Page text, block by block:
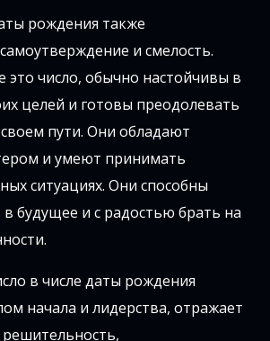
рождения также
и смелость.
число, обычно настойчивы в
целей и готовы преодолевать
пути. Они обладают
и умеют принимать
ситуациях. Они способны
будущее и с радостью брать на
в числе даты рождения
начала и лидерства, отражает